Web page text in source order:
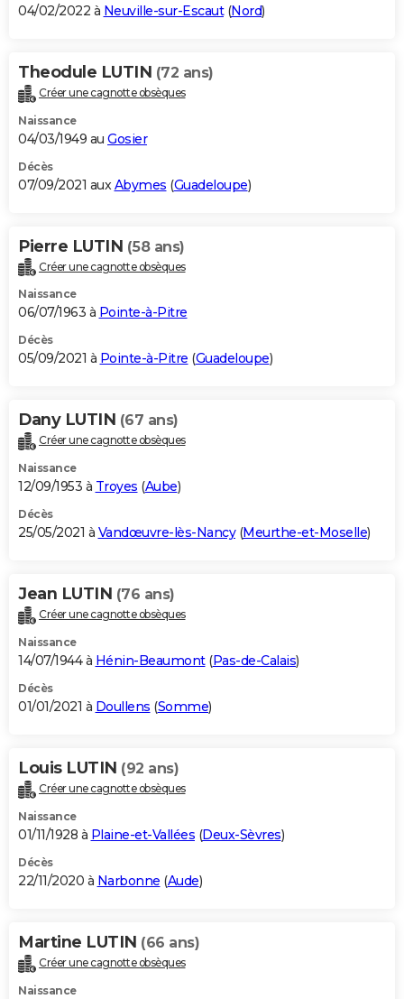
04/02/2022 à Neuville-sur-Escaut(Nord)
Theodule LUTIN (72 ans)
Créer une cagnotte obsèques
Naissance
04/03/1949 au Gosier
Décès
07/09/2021 aux Abymes (Guadeloupe)
Pierre LUTIN (58 ans)
Créer une cagnotte obsèques
Naissance
06/07/1963 à Pointe-à-Pitre
Décès
05/09/2021 à Pointe-à-Pitre (Guadeloupe)
Dany LUTIN (67 ans)
Créer une cagnotte obsèques
Naissance
12/09/1953 à Troyes (Aube)
Décès
25/05/2021 à Vandœuvre-lès-Nancy(Meurthe-et-Moselle)
Jean LUTIN (76 ans)
Créer une cagnotte obsèques
Naissance
14/07/1944 à Hénin-Beaumont(Pas-de-Calais)
Décès
01/01/2021 à Doullens (Somme)
Louis LUTIN (92 ans)
Créer une cagnotte obsèques
Naissance
01/11/1928 à Plaine-et-Vallées (Deux-Sèvres)
Décès
22/11/2020 à Narbonne (Aude)
Martine LUTIN (66 ans)
Créer une cagnotte obsèques
Naissance